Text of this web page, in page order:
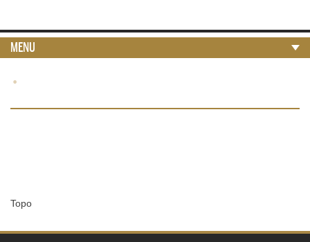
•
Topo
MENU